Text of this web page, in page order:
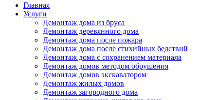
Главная
Услуги
Демонтаж дома из бруса
Демонтаж деревянного дома
Демонтаж дома после пожара
Демонтаж дома после стихийных бедствий
Демонтаж дома с сохранением материала
Демонтаж домов методом обрушения
Демонтаж домов экскаватором
Демонтаж жилых домов
Демонтаж загородного дома